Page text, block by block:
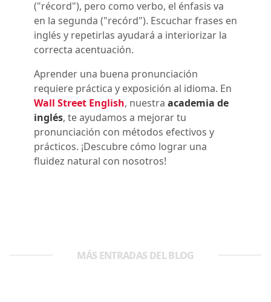
("récord"), pero como verbo, el énfasis va
en la segunda ("recórd"). Escuchar frases en
inglés y repetirlas ayudará a interiorizar la
correcta acentuación.
Aprender una buena pronunciación
requiere práctica y exposición al idioma. En
Wall Street English, nuestra academia de
inglés, te ayudamos a mejorar tu
pronunciación con métodos efectivos y
prácticos. ¡Descubre cómo lograr una
fluidez natural con nosotros!
MÁS ENTRADAS DEL BLOG